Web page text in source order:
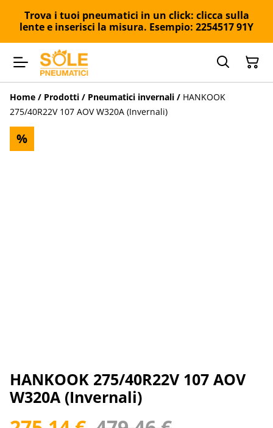
Trova i tuoi pneumatici in un click: clicca sulla
lente e inserisci la misura. Esempio: 2254517 91Y
Home / Prodotti / Pneumatici invernali / HANKOOK
275/40R22V 107 AOV W320A (Invernali)
%
HANKOOK 275/40R22V 107 AOV
W320A (Invernali)